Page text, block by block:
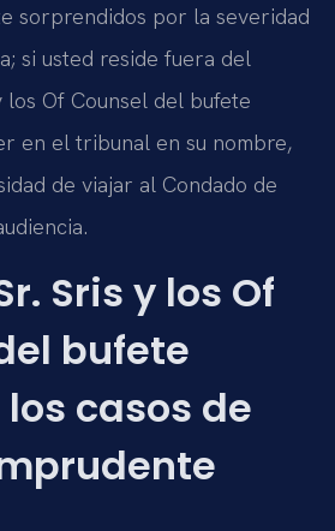
sorprendidos por la severidad
si usted reside fuera del
los Of Counsel del bufete
en el tribunal en su nombre,
de viajar al Condado de
Sris y los Of
bufete
casos de